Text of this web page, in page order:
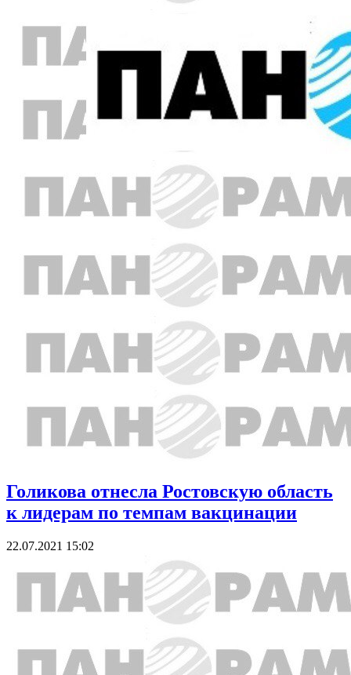
Голикова отнесла Ростовскую область
к лидерам по темпам вакцинации
22.07.2021 15:02